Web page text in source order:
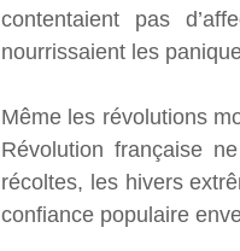
contentaient pas
nourrissaient les
Même les révolutions
Révolution française
récoltes, les hivers
confiance populaire